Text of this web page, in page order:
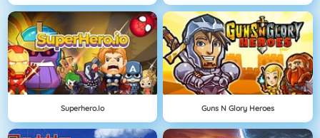
Superhero.io Guns N Glory Heroes